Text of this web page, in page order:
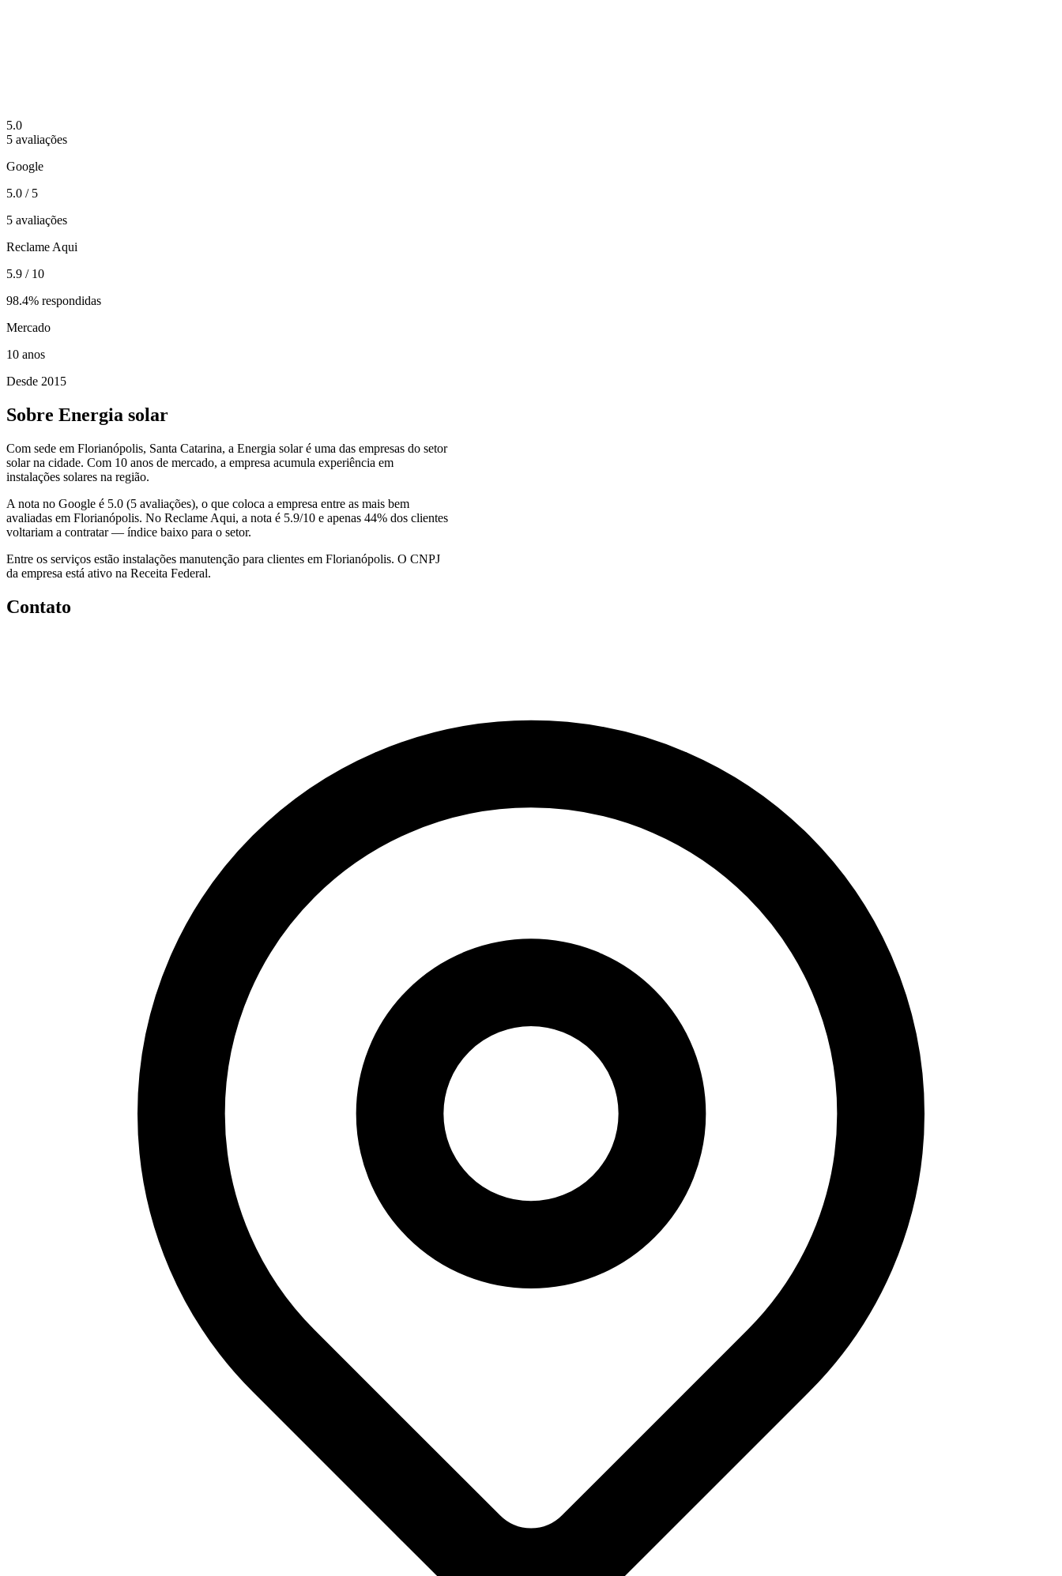
5.0
5 avaliações
Google
5.0 / 5
5 avaliações
Reclame Aqui
5.9 / 10
98.4% respondidas
Mercado
10 anos
Desde 2015
Sobre Energia solar
Com sede em Florianópolis, Santa Catarina, a Energia solar é uma das empresas do setor
solar na cidade. Com 10 anos de mercado, a empresa acumula experiência em
instalações solares na região.
A nota no Google é 5.0 (5 avaliações), o que coloca a empresa entre as mais bem
avaliadas em Florianópolis. No Reclame Aqui, a nota é 5.9/10 e apenas 44% dos clientes
voltariam a contratar — índice baixo para o setor.
Entre os serviços estão instalações manutenção para clientes em Florianópolis. O CNPJ
da empresa está ativo na Receita Federal.
Contato